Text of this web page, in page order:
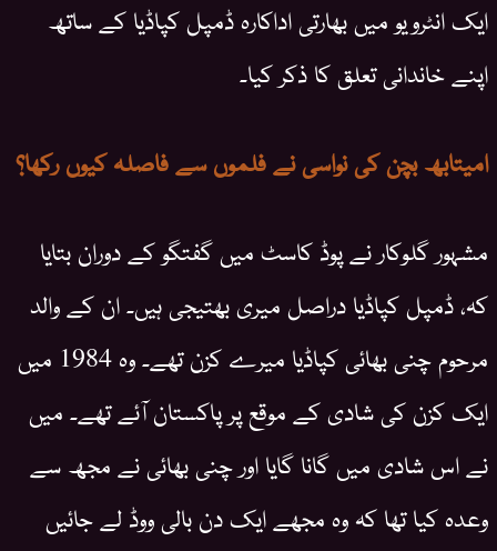
ایک انٹرویو میں بھارتی اداکارہ ڈمپل کپاڈیا کے ساتھ
اپنے خاندانی تعلق کا ذکر کیا۔
امیتابھ بچن کی نواسی نے فلموں سے فاصلہ کیوں رکھا؟
مشہور گلوکار نے پوڈ کاسٹ میں گفتگو کے دوران بتایا
کہ، ڈمپل کپاڈیا دراصل میری بھتیجی ہیں۔ ان کے والد
مرحوم چنی بھائی کپاڈیا میرے کزن تھے۔ وہ 1984 میں
ایک کزن کی شادی کے موقع پر پاکستان آئے تھے۔ میں
نے اس شادی میں گانا گایا اور چنی بھائی نے مجھ سے
وعدہ کیا تھا کہ وہ مجھے ایک دن بالی ووڈ لے جائیں